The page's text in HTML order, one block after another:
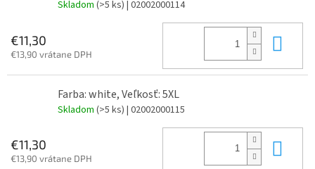
Skladom (>5 ks) | 02002000114
€11,30
€13,90 vrátane DPH
Farba: white, Veľkosť: 5XL
Skladom (>5 ks) | 02002000115
€11,30
€13,90 vrátane DPH